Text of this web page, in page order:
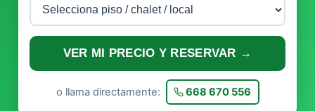
VER MI PRECIO Y RESERVAR →
o llama directamente: 668 670 556